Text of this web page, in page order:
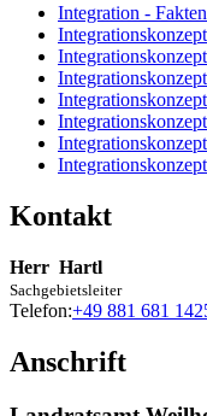
Integration -
Integrationskonzept
Kontakt
Herr Hartl
Sachgebietsleiter
Telefon:+49 881 681
Anschrift